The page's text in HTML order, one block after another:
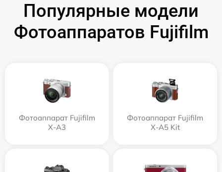
Популярные модели
Фотоаппаратов Fujifilm
Фотоаппарат Fujifilm
X-A3
Фотоаппарат Fujifilm
X-A5 Kit